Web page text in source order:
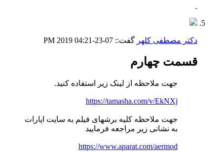
دکتر مصطفی کلهر گفت:: 07-23-2019
04:21 PM
قسمت چهارم
جهت ملاحظه از لینک زیر استفاده کنید.
https://tamasha.com/v/EkNXj
جهت ملاحظه کلیه برشهای فیلم به سایت اپارات
به نشانی زیر مراجعه فرمایید
https://www.aparat.com/aermod